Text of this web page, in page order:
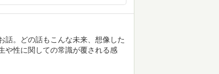
話。どの話もこんな未来、想像した
や性に関しての常識が覆される感